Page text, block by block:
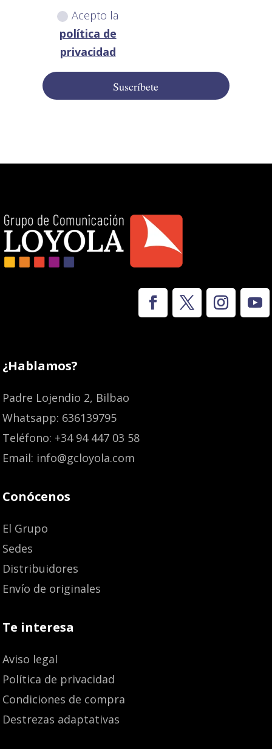
Acepto la
política de
privacidad
Suscríbete
¿Hablamos?
Padre Lojendio 2, Bilbao
Whatsapp: 636139795
Teléfono: +34 94 447 03 58
Email: info@gcloyola.com
Conócenos
El Grupo
Sedes
Distribuidores
Envío de originales
Te interesa
Aviso legal
Política de privacidad
Condiciones de compra
Destrezas adaptativas